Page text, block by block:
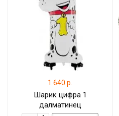
1 640 р.
Шарик цифра 1
далматинец